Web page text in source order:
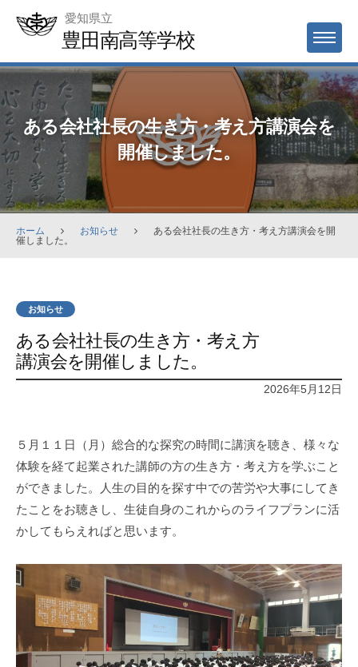
愛知県立
豊田南高等学校 MENU
ある会社社長の生き方・考え方講演会を
開催しました。
ホーム お知らせ
ある会社社長の生き方・考え方講演会を開
催しました。
お知らせ
ある会社社長の生き方・考え方
講演会を開催しました。
2026年5月12日
５月１１日（月）総合的な探究の時間に講演を聴き、様々な
体験を経て起業された講師の方の生き方・考え方を学ぶこと
ができました。人生の目的を探す中での苦労や大事にしてき
たことをお聴きし、生徒自身のこれからのライフプランに活
かしてもらえればと思います。